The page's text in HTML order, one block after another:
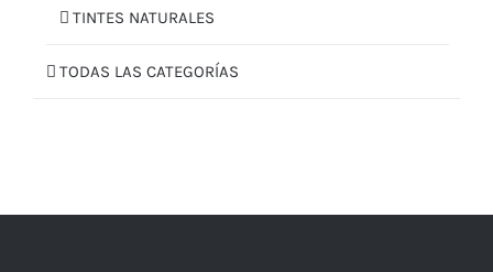
TINTES NATURALES
TODAS LAS CATEGORÍAS